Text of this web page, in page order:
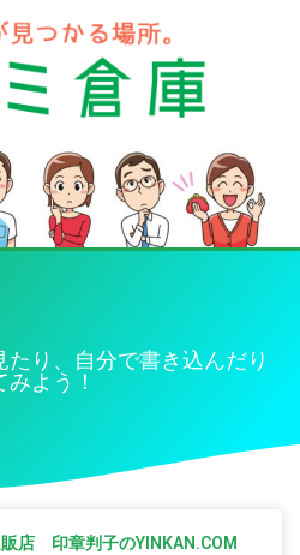
り、自分で書き込んだり
みよう！
店 印章判子のYINKAN.COM